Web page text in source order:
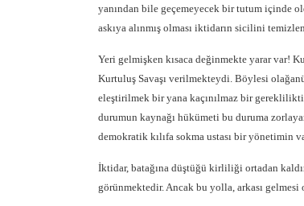
yanından bile geçemeyecek bir tutum içinde
askıya alınmış olması iktidarın sicilini
Yeri gelmişken kısaca değinmekte yarar var!
Kurtuluş Savaşı verilmekteydi. Böylesi
eleştirilmek bir yana kaçınılmaz bir
durumun kaynağı hükümeti bu duruma
demokratik kılıfa sokma ustası bir yönetimin
İktidar, batağına düştüğü kirliliği ortadan
görünmektedir. Ancak bu yolla, arkası